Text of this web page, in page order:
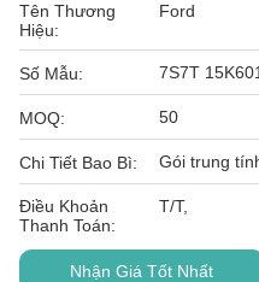
Tên Thương
Hiệu:
Ford
Số Mẫu: 7S7T
MOQ: 50
Chi Tiết Bao Bì: Gói trung
Điều Khoản
Thanh Toán:
T/T,
Nhận Giá Tốt Nhất